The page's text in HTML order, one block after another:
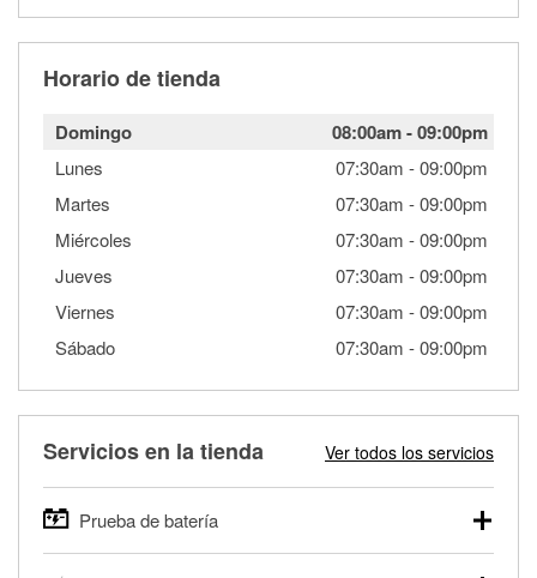
Horario de tienda
Domingo 08:00am-09:00pm
Lunes 07:30am -09:00pm
Martes
07:30am -09:00pm
Miércoles
07:30am -09:00pm
Jueves
07:30am -09:00pm
Viernes
07:30am -09:00pm
Sábado
07:30am -09:00pm
Servicios en la tienda Ver todos los servicios
Prueba de batería